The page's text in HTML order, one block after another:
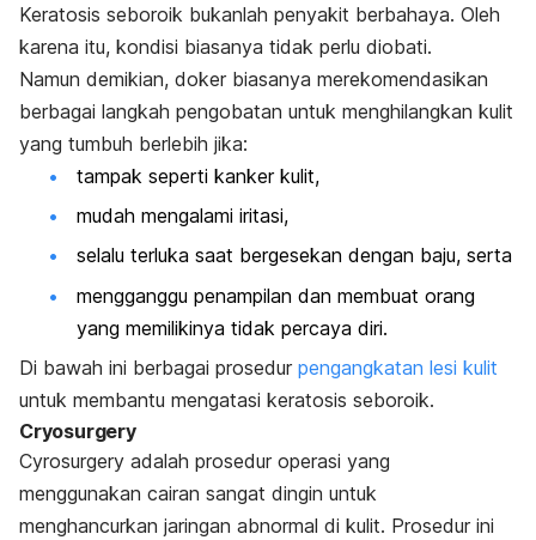
Keratosis seboroik bukanlah penyakit berbahaya. Oleh
karena itu, kondisi biasanya tidak perlu diobati.
Namun demikian, doker biasanya merekomendasikan
berbagai langkah pengobatan untuk menghilangkan kulit
yang tumbuh berlebih jika:
tampak seperti kanker kulit,
mudah mengalami iritasi,
selalu terluka saat bergesekan dengan baju, serta
mengganggu penampilan dan membuat orang
yang memilikinya tidak percaya diri.
Di bawah ini berbagai prosedur pengangkatan lesi kulit
untuk membantu mengatasi keratosis seboroik.
Cryosurgery
Cyrosurgery adalah prosedur operasi yang
menggunakan cairan sangat dingin untuk
menghancurkan jaringan abnormal di kulit. Prosedur ini